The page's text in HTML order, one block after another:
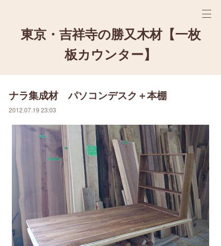
東京・吉祥寺の勝又木材【一枚
板カウンター】
ナラ集成材 パソコンデスク＋本棚
2012.07.19 23:03